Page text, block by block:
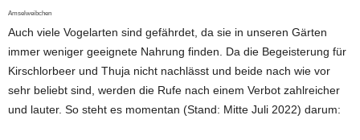
Amselweibchen
Auch viele Vogelarten sind gefährdet, da sie in unseren Gärten
immer weniger geeignete Nahrung finden. Da die Begeisterung für
Kirschlorbeer und Thuja nicht nachlässt und beide nach wie vor
sehr beliebt sind, werden die Rufe nach einem Verbot zahlreicher
und lauter. So steht es momentan (Stand: Mitte Juli 2022) darum: